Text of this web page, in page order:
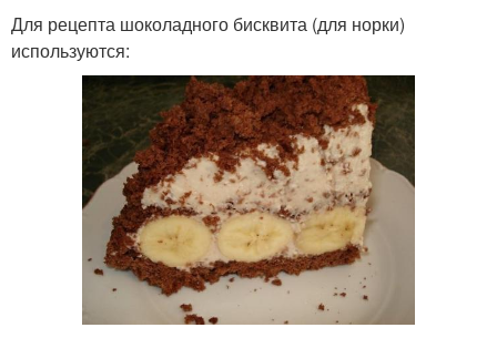
Бисквитный торт
Торт с кокосовой
стружкой
Торт со сгущенкой Морковный торт
Для рецепта шоколадного бисквита (для норки)
используются: